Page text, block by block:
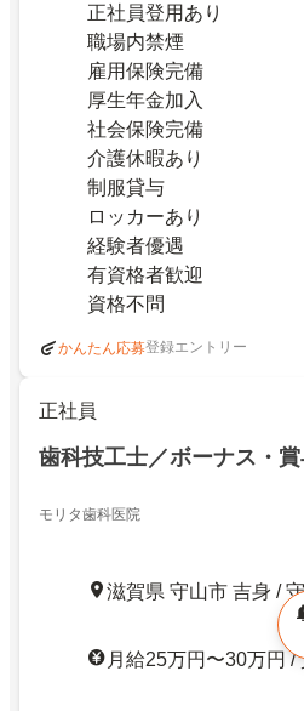
正社員登用あり
職場内禁煙
雇用保険完備
厚生年金加入
社会保険完備
介護休暇あり
制服貸与
ロッカーあり
経験者優遇
有資格者歓迎
資格不問
かんたん応募登録エントリー
正社員
歯科技工士／ボーナス・賞
モリタ歯科医院
滋賀県 守山市 吉身 /
月給25万円〜30万円 /